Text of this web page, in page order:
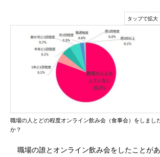
職場の人とどの程度オンライン飲み会（食事会）をしまし
か？
職場の誰とオンライン飲み会をしたことが